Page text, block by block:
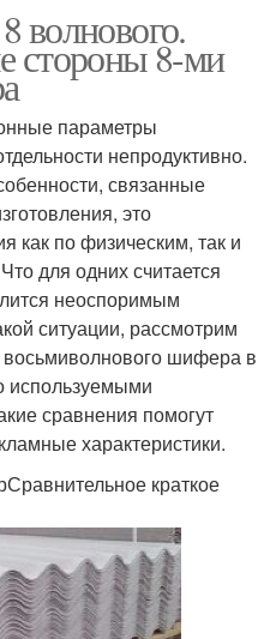
волнового.
стороны 8-ми
параметры
непродуктивно.
связанные
это
как по физическим, так и
для одних считается
неоспоримым
ситуации, рассмотрим
восьмиволнового шифера в
используемыми
сравнения помогут
характеристики.
краткое